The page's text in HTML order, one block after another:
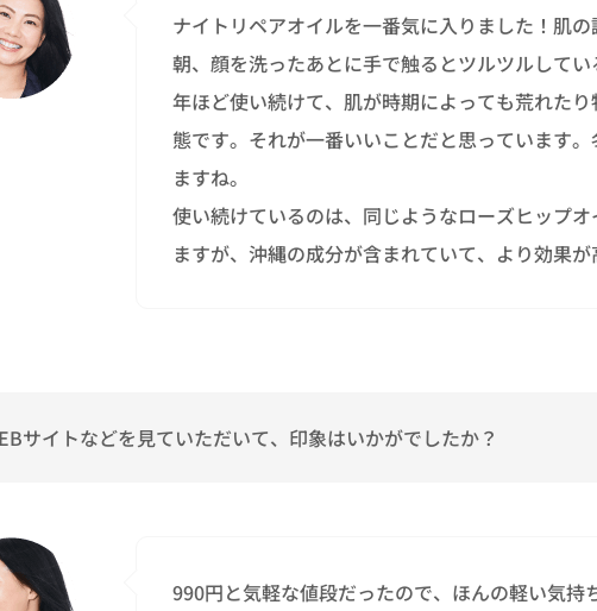
ナイトリペアオイルを一番気に入りました！肌
朝、顔を洗ったあとに手で触るとツルツルして
年ほど使い続けて、肌が時期によっても荒れた
態です。それが一番いいことだと思っています
ますね。
使い続けているのは、同じようなローズヒップ
ますが、沖縄の成分が含まれていて、より効果が
サイトなどを見ていただいて、印象はいかがでしたか？
990円と気軽な値段だったので、ほんの軽い気持